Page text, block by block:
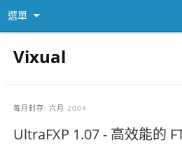
選單
Vixual
每月封存: 六月 2004
UltraFXP 1.07 - 高效能的